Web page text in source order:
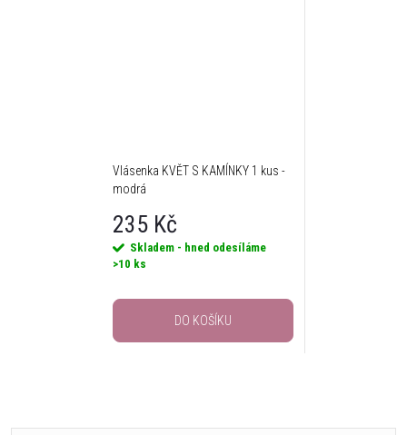
Vlásenka KVĚT S KAMÍNKY 1 kus -
modrá
235 Kč
Skladem - hned odesíláme
>10 ks
DO KOŠÍKU